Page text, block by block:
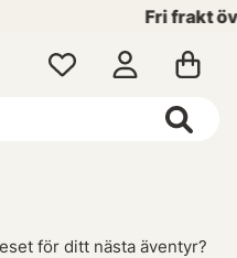
för ditt nästa äventyr?